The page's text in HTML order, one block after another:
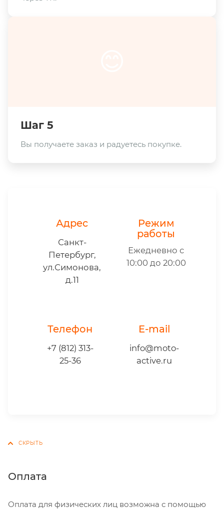
Шаг 5
Вы получаете заказ и радуетесь покупке.
Адрес
Санкт-
Петербург,
ул.Симонова,
д.11
Режим
работы
Ежедневно с
10:00 до 20:00
Телефон
+7 (812) 313-
25-36
E-mail
info@moto-
active.ru
Оплата
Оплата для физических лиц возможна с помощью